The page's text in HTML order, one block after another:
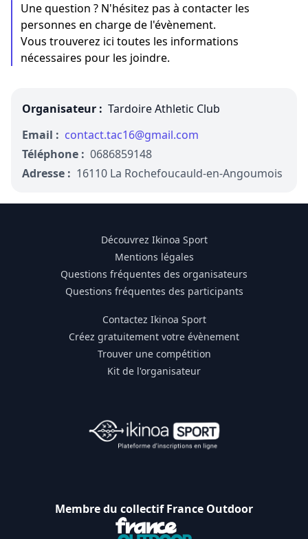
Une question ? N'hésitez pas à contacter les
personnes en charge de l'évènement.
Vous trouverez ici toutes les informations
nécessaires pour les joindre.
Organisateur : Tardoire Athletic Club
Email : contact.tac16@gmail.com
Téléphone : 0686859148
Adresse : 16110 La Rochefoucauld-en-Angoumois
Découvrez Ikinoa Sport
Mentions légales
Questions fréquentes des organisateurs
Questions fréquentes des participants
Contactez Ikinoa Sport
Créez gratuitement votre évènement
Trouver une compétition
Kit de l'organisateur
Membre du collectif France Outdoor